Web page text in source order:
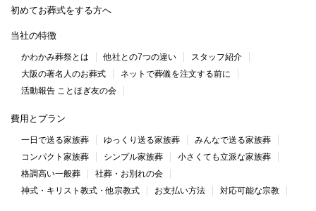
初めてお葬式をする方へ
当社の特徴
かわかみ葬祭とは 他社との7つの違い
スタッフ紹介
大阪の著名人のお葬式
ネットで葬儀を注文する前に
活動報告 ことほぎ友の会
費用とプラン
一日で送る家族葬 ゆっくり送る家族葬
みんなで送る家族葬
コンパクト家族葬
シンプル家族葬
小さくても立派な家族葬
格調高い一般葬
社葬・お別れの会
神式・キリスト教式・他宗教式
お支払い方法 対応可能な宗教